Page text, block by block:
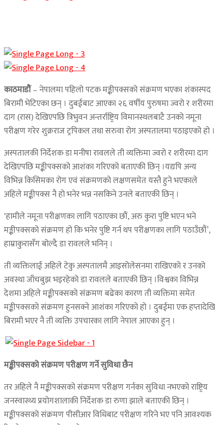
काठमाडौं– नेपालमा पहिलो पटक मङ्कीपक्सको संक्रमण भएका शंकास्पद
बिरामी भेटिएका छन् । दुबईबाट आएका २६ वर्षीय पुरुषमा ज्वरो र शरीरमा
दाग (रास) देखिएपछि त्रिभुवन अन्तर्राष्ट्रिय विमानस्थलबाटै उनको नमूना
परीक्षण गरेर शुक्रराज ट्रपिकल तथा सरुवा रोग अस्पतालमा पठाइएको हो ।
अस्पतालकी निर्देशक डा मनीषा रावलले ती व्यक्तिमा ज्वरो र शरीरमा दाग
देखिएपछि मङ्कीपक्सको आशंका गरिएको बताएकी छिन् ।यद्यपि अन्य
विभिन्न किसिमका रोग एवं संक्रमणको लक्षणसमेत यस्तै हुने भएकाले
अहिले मङ्कीपक्स नै हो भनेर भन्न नसकिने उनले बताएकी छिन् ।
‘हामीले नमूना परीक्षणका लागि पठाएका छौं, अरु कुरा पुष्टि भएन भने
मङ्कीपक्सको संक्रमण हो कि भनेर पुष्टि गर्न थप परीक्षणका लागि पठाउँछौं’,
हाम्राकुरासँग बोल्दै डा रावलले भनिन् ।
ती व्यक्तिलाई अहिले टेकु अस्पतालमै आइसोलेसनमा राखिएको र उनको
अवस्था जाँचबुझ भइरहेको डा रावलले बताएकी छिन् ।विश्वका विभिन्न
देशमा अहिले मङ्कीपक्सको संक्रमण बढेका कारण ती व्यक्तिमा समेत
मङ्कीपक्सको संक्रमण हुनसक्ने आशंका गरिएको हो । दुबईमा एक हप्तादेखि
बिरामी भएर नै ती व्यक्ति उपचारका लागि नेपाल आएका हुन् ।
मङ्कीपक्सको संक्रमण परीक्षण गर्ने सुविधा छैन
तर अहिले नै मङ्कीपक्सको संक्रमण परीक्षण गर्नका सुविधा नभएको राष्ट्रिय
जनस्वास्थ्य प्रयोगशालाकी निर्देशक डा रुणा झाले बताएकी छिन् ।
मङ्कीपक्सको संक्रमण पीसीआर विधिबाट परीक्षण गरिने भए पनि आवश्यक